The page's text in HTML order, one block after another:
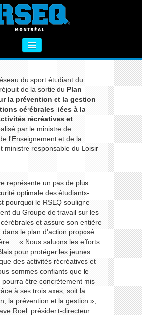
À PROPOS
SECTEUR PRIMAIRE
SECTEUR SECONDAIRE
VIE SAINE
FORMATIONS
COMPLÉMENTAIRES
NOUS CONTACTER
DES COMMOTIONS CÉRÉBRALES
janvier 2016 par Marie-Claude
du sport étudiant du
de la sortie du Plan
la prévention et la gestion
cérébrales liées à la
récréatives et
par le ministre de
l'Enseignement et de la
ministre responsable du Loisir
représente un pas de plus
optimale des étudiants-
pourquoi le RSEQ souligne
du Groupe de travail sur les
et assure son entière
dans le plan d'action proposé
« Nous saluons les efforts
pour protéger les jeunes
des activités récréatives et
sommes confiants que le
pourra être concrètement mis
à ses trois axes, soit la
la prévention et la gestion »,
Roel, président-directeur